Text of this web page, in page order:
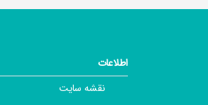
اطلاعات
نقشه سایت